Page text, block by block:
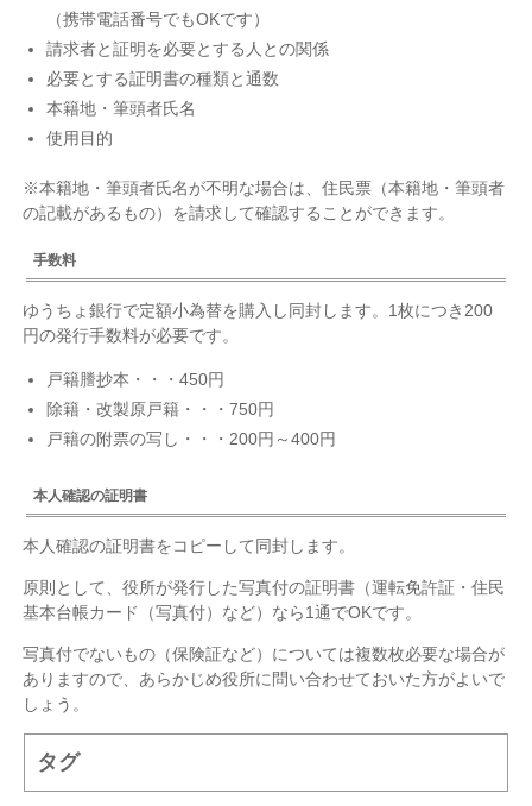
（携帯電話番号でもOKです）
請求者と証明を必要とする人との関係
必要とする証明書の種類と通数
本籍地・筆頭者氏名
使用目的
※本籍地・筆頭者氏名が不明な場合は、住民票（本籍地・筆頭者
の記載があるもの）を請求して確認することができます。
手数料
ゆうちょ銀行で定額小為替を購入し同封します。1枚につき200
円の発行手数料が必要です。
戸籍謄抄本・・・450円
除籍・改製原戸籍・・・750円
戸籍の附票の写し・・・200円～400円
本人確認の証明書
本人確認の証明書をコピーして同封します。
原則として、役所が発行した写真付の証明書（運転免許証・住民
基本台帳カード（写真付）など）なら1通でOKです。
写真付でないもの（保険証など）については複数枚必要な場合が
ありますので、あらかじめ役所に問い合わせておいた方がよいで
しょう。
タグ